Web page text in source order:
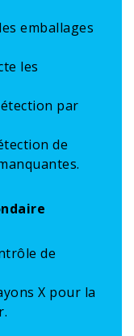
emballages
les
par
de
de
X pour la